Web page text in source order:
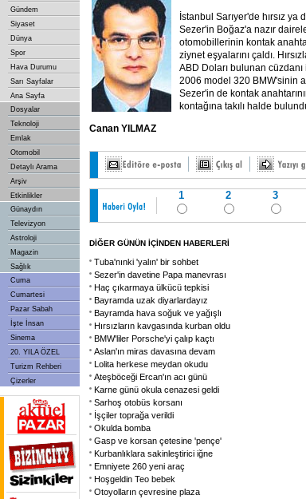
Gündem
Siyaset
Dünya
Spor
Hava Durumu
Sarı Sayfalar
Ana Sayfa
Dosyalar
Teknoloji
Emlak
Otomobil
Detaylı Arama
Arşiv
Etkinlikler
Günaydın
Televizyon
Astroloji
Magazin
Sağlık
Cuma
Cumartesi
Pazar Sabah
İşte İnsan
Sinema
20. YILA ÖZEL
Turizm Rehberi
Çizerler
İstanbul Sarıyer'de hırsız ya
Sezer'in Boğaz'a nazır
otomobillerinin kontak
ziynet eşyalarını çaldı.
ABD Doları bulunan
2006 model 320 BMW'sinin
Sezer'in de kontak
kontağına takılı halde
Canan YILMAZ
1 2 3
DİĞER GÜNÜN İÇİNDEN HABERLERİ
Tuba'nınki 'yalın' bir sohbet
Sezer'in davetine Papa manevrası
Haç çıkarmaya ülkücü tepkisi
Bayramda uzak diyarlardayız
Bayramda hava soğuk ve yağışlı
Hırsızların kavgasında kurban oldu
BMW'liler Porsche'yi çalıp kaçtı
Aslan'ın miras davasına devam
Lolita herkese meydan okudu
Ateşböceği Ercan'ın acı günü
Karne günü okula cenazesi geldi
Sarhoş otobüs korsanı
İşçiler toprağa verildi
Okulda bomba
Gasp ve korsan çetesine 'pençe'
Kurbanlıklara sakinleştirici iğne
Emniyete 260 yeni araç
Hoşgeldin Teo bebek
Otoyolların çevresine plaza